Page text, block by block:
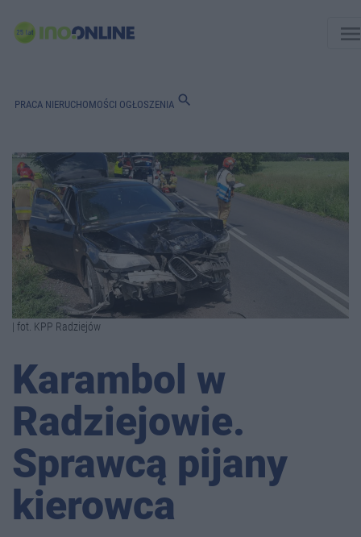
PRACA NIERUCHOMOŚCI OGŁOSZENIA search
| fot. KPP Radziejów
Karambol w
Radziejowie.
Sprawcą pijany
kierowca